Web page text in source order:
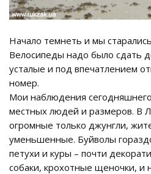
Начало темнеть и мы
Велосипеды надо было сдать
усталые и под впечатлением
номер.
Мои наблюдения
местных людей и размеров. В
огромные только джунгли,
уменьшенные. Буйволы
петухи и куры – почти
собаки, крохотные щеночки, и